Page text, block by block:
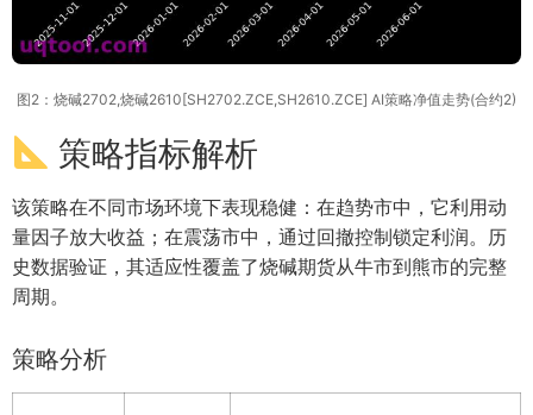
图2：烧碱2702,烧碱2610[SH2702.ZCE,SH2610.ZCE] AI策略净值走势(合约2)
策略指标解析
该策略在不同市场环境下表现稳健：在趋势市中，它利用动
量因子放大收益；在震荡市中，通过回撤控制锁定利润。历
史数据验证，其适应性覆盖了烧碱期货从牛市到熊市的完整
周期。
策略分析